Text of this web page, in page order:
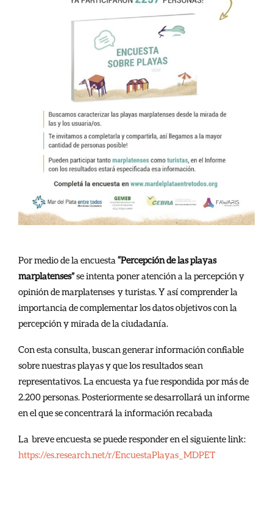
Por medio de la encuesta “Percepción de las playas
marplatenses”se intenta poner atención a la percepción y
opinión de marplatenses y turistas. Y así comprender la
importancia de complementar los datos objetivos con la
percepción y mirada de la ciudadanía.
Con esta consulta, buscan generar información confiable
sobre nuestras playas y que los resultados sean
representativos. La encuesta ya fue respondida por más de
2.200 personas.Posteriormente se desarrollará un informe
en el que se concentrará la información recabada
La breve encuesta se puede responder en el siguiente link:
https://es.research.net/r/EncuestaPlayas_MDPET